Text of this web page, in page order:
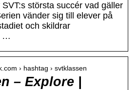
största succér vad gäller
vänder sig till elever på
och skildrar
…
› hashtag › svtklassen
– Explore |